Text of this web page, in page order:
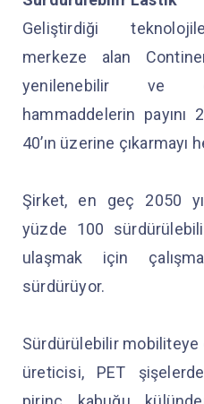
Geliştirdiği
merkeze alan
yenilenebilir ve
hammaddelerin payını
40’ın üzerine çıkarmayı
Şirket, en geç 2050
yüzde 100
ulaşmak için
sürdürüyor.
Sürdürülebilir
üreticisi, PET